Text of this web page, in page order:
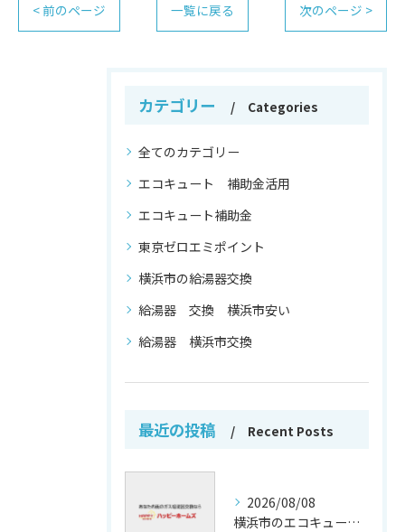
< 前のページ 一覧に戻る 次のページ >
カテゴリー Categories
全てのカテゴリー
エコキュート 補助金活用
エコキュート補助金
東京ゼロエミポイント
横浜市の給湯器交換
給湯器 交換 横浜市安い
給湯器 横浜市交換
最近の投稿 Recent Posts
2026/08/08
横浜市のエコキュート補助金活用法